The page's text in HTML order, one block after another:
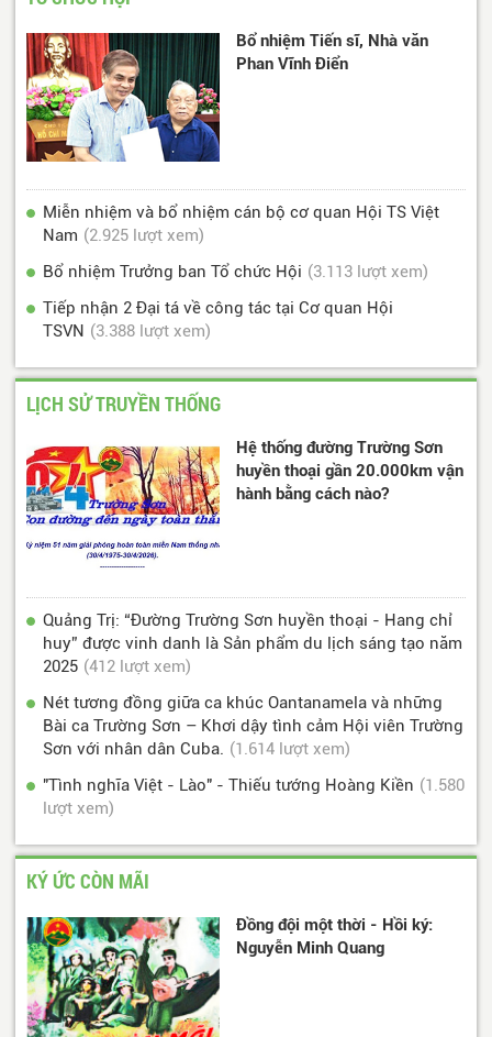
Bổ nhiệm Tiến sĩ, Nhà văn
Phan Vĩnh Điển
Miễn nhiệm và bổ nhiệm cán bộ cơ quan Hội TS Việt
Nam (2.925 lượt xem)
Bổ nhiệm Trưởng ban Tổ chức Hội (3.113 lượt xem)
Tiếp nhận 2 Đại tá về công tác tại Cơ quan Hội
TSVN (3.388 lượt xem)
LỊCH SỬ TRUYỀN THỐNG
Hệ thống đường Trường Sơn
huyền thoại gần 20.000km vận
hành bằng cách nào?
Quảng Trị: “Đường Trường Sơn huyền thoại - Hang chỉ
huy” được vinh danh là Sản phẩm du lịch sáng tạo năm
2025 (412 lượt xem)
Nét tương đồng giữa ca khúc Oantanamela và những
Bài ca Trường Sơn – Khơi dậy tình cảm Hội viên Trường
Sơn với nhân dân Cuba. (1.614 lượt xem)
"Tình nghĩa Việt - Lào" - Thiếu tướng Hoàng Kiền (1.580
lượt xem)
KÝ ỨC CÒN MÃI
Đồng đội một thời - Hồi ký:
Nguyễn Minh Quang